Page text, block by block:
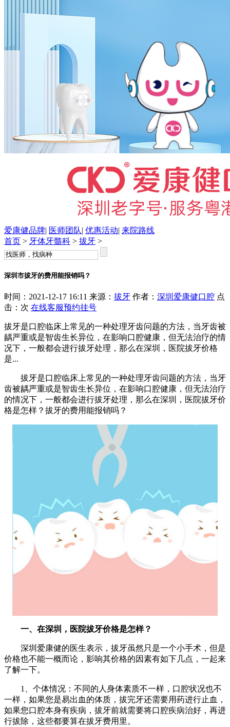
爱康健品牌| 医师团队| 优惠活动| 来院路线
首页 > 牙体牙髓科 > 拔牙 >
深圳市拔牙的费用能报销吗？
时间：2021-12-17 16:11 来源： 拔牙 作者： 深圳爱康健口腔 点
击： 次 在线客服预约挂号
拔牙是口腔临床上常见的一种处理牙齿问题的方法，当牙齿被
龋严重或是智齿生长异位，在影响口腔健康，但无法治疗的情
况下，一般都会进行拔牙处理，那么在深圳，医院拔牙价格
是...
拔牙是口腔临床上常见的一种处理牙齿问题的方法，当牙
齿被龋严重或是智齿生长异位，在影响口腔健康，但无法治疗
的情况下，一般都会进行拔牙处理，那么在深圳，医院拔牙价
格是怎样？拔牙的费用能报销吗？
一、在深圳，医院拔牙价格是怎样？
深圳爱康健的医生表示，拔牙虽然只是一个小手术，但是
价格也不能一概而论，影响其价格的因素有如下几点，一起来
了解一下。
1、个体情况：不同的人身体素质不一样，口腔状况也不
一样，如果您是易出血的体质，拔完牙还需要用药进行止血，
如果您口腔本身有疾病，拔牙前就需要将口腔疾病治好，再进
行拔除，这些都要算在拔牙费用里。